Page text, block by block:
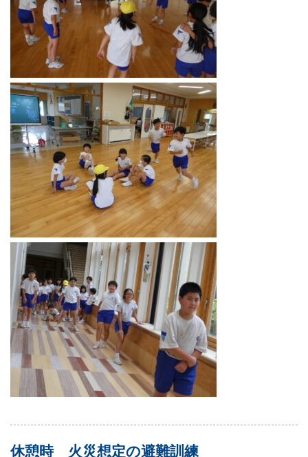
休憩時 火災想定の避難訓練